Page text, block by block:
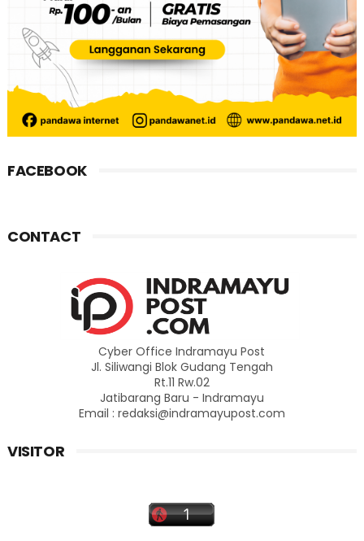
FACEBOOK
CONTACT
Cyber Office Indramayu Post
Jl. Siliwangi Blok Gudang Tengah
Rt.11 Rw.02
Jatibarang Baru - Indramayu
Email : redaksi@indramayupost.com
VISITOR